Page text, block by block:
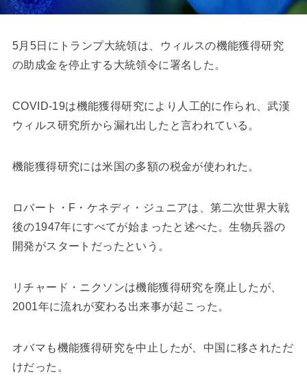
5月5日にトランプ大統領は、ウィルスの機能獲得研究
の助成金を停止する大統領令に署名した。
COVID-19は機能獲得研究により人工的に作られ、武漢
ウィルス研究所から漏れ出したと言われている。
機能獲得研究には米国の多額の税金が使われた。
ロバート・F・ケネディ・ジュニアは、第二次世界大戦
後の1947年にすべてが始まったと述べた。生物兵器の
開発がスタートだったという。
リチャード・ニクソンは機能獲得研究を廃止したが、
2001年に流れが変わる出来事が起こった。
オバマも機能獲得研究を中止したが、中国に移されただ
けだった。